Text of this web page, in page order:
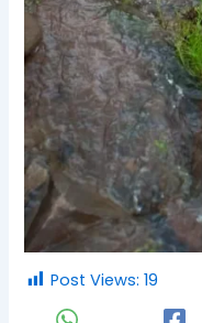
Post Views: 19